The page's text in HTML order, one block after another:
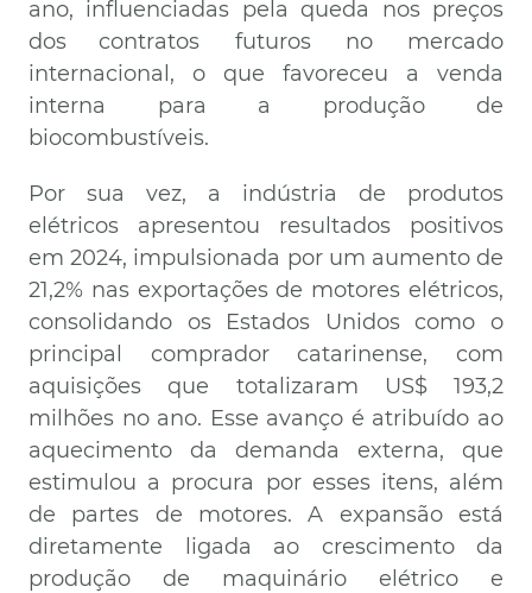
ano, influenciadas pela queda nos preços
dos
contratos futuros no mercado
internacional, o que favoreceu a venda
interna para a produção de
biocombustíveis.
Por sua vez, a indústria de produtos
elétricos apresentou resultados positivos
em 2024, impulsionada por um aumento de
21,2% nas exportações de motores elétricos,
consolidando os Estados Unidos como o
principal comprador catarinense, com
aquisições que totalizaram US$ 193,2
milhões no ano. Esse avanço é atribuído ao
aquecimento da demanda externa, que
estimulou a procura por esses itens, além
de partes de motores. A expansão está
diretamente ligada ao crescimento da
produção de maquinário elétrico e